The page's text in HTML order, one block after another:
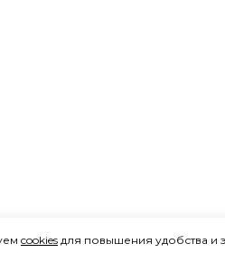
cookies для повышения удобства и